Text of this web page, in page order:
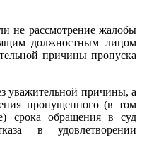
не рассмотрение жалобы
должностным лицом
причины пропуска
уважительной причины, а
пропущенного (в том
срока обращения в суд
в удовлетворении